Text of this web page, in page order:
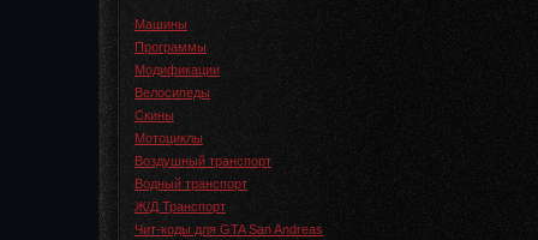
Машины
Программы
Модификации
Велосипеды
Скины
Мотоциклы
Воздушный транспорт
Водный транспорт
Ж/Д Транспорт
Чит-коды для GTA San Andreas